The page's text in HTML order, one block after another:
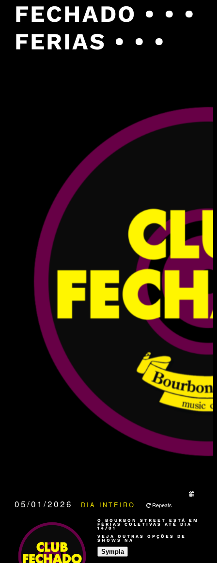
FECHADO • • •
FERIAS • • •
05/01/2026 DIA INTEIRO Repeats
O BOURBON STREET ESTÁ EM
FÉRIAS COLETIVAS ATÉ DIA
14/01
VEJA OUTRAS OPÇÕES DE
SHOWS NA
Sympla